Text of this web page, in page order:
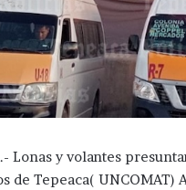
Lonas y volantes
de Tepeaca(